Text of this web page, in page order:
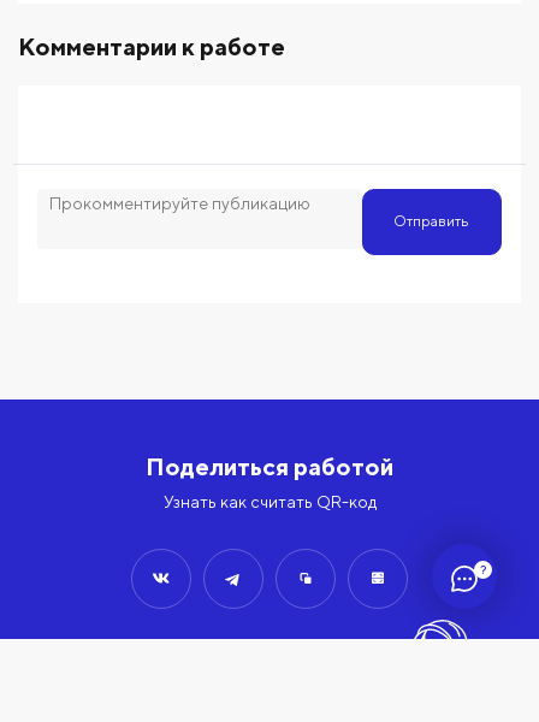
?
Комментарии к работе
Отправить
Поделиться работой
Узнать как считать QR-код